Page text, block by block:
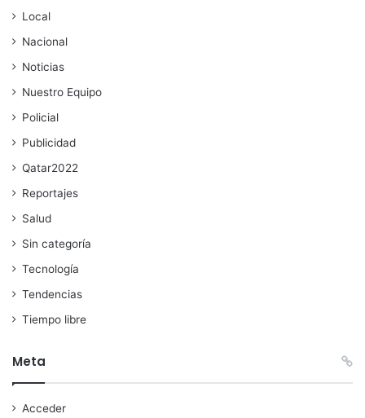
Local
Nacional
Noticias
Nuestro Equipo
Policial
Publicidad
Qatar2022
Reportajes
Salud
Sin categoría
Tecnología
Tendencias
Tiempo libre
Meta
Acceder